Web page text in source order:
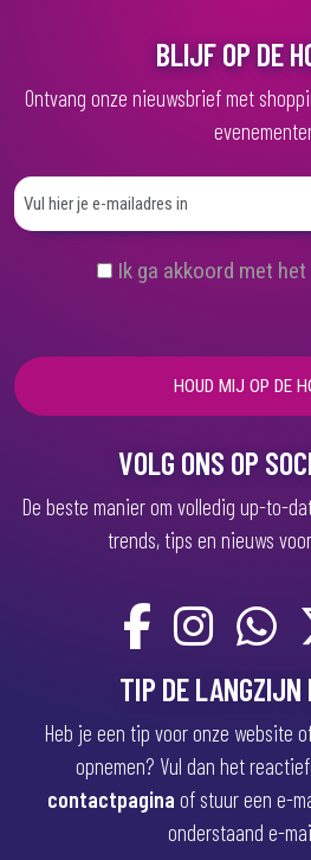
BLIJF OP DE
Ontvang onze nieuwsbrief met
(
e
i
Ik ga akkoord met
VOLG ONS OP
De beste manier om volledig up-to-
trends, tips en nieuws
TIP DE LANGZIJN
Heb je een tip voor onze website
opnemen? Vul dan het
contactpagina of stuur een e-
onderstaand e-